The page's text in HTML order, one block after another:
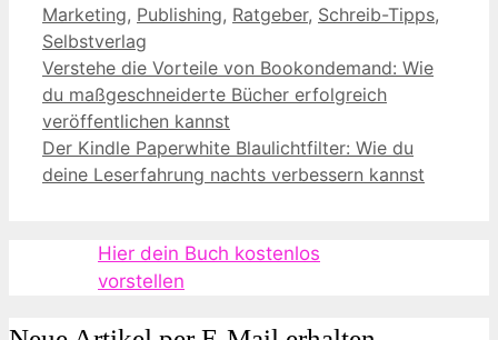
Marketing, Publishing, Ratgeber, Schreib-Tipps,
Selbstverlag
Verstehe die Vorteile von Bookondemand: Wie
du maßgeschneiderte Bücher erfolgreich
veröffentlichen kannst
Der Kindle Paperwhite Blaulichtfilter: Wie du
deine Leserfahrung nachts verbessern kannst
Hier dein Buch kostenlos
vorstellen